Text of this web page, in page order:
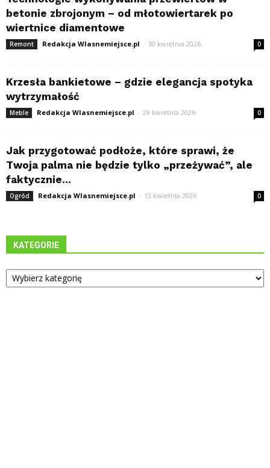
betonie zbrojonym – od młotowiertarek po
wiertnice diamentowe
Remont Redakcja Wlasnemiejsce.pl - 30 kwietnia 2026 0
Krzesła bankietowe – gdzie elegancja spotyka
wytrzymałość
Meble Redakcja Wlasnemiejsce.pl - 29 kwietnia 2026 0
Jak przygotować podłoże, które sprawi, że
Twoja palma nie będzie tylko „przeżywać”, ale
faktycznie...
Ogród Redakcja Wlasnemiejsce.pl - 13 kwietnia 2026 0
KATEGORIE
Kategorie